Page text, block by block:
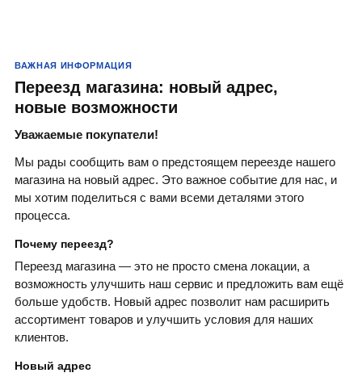
Валики
Краситель
Антисептики
ВАЖНАЯ ИНФОРМАЦИЯ
Переезд магазина: новый адрес,
новые возможности
Уважаемые покупатели!
Мы рады сообщить вам о предстоящем переезде нашего
магазина на новый адрес. Это важное событие для нас, и
мы хотим поделиться с вами всеми деталями этого
процесса.
Почему переезд?
Переезд магазина — это не просто смена локации, а
возможность улучшить наш сервис и предложить вам ещё
больше удобств. Новый адрес позволит нам расширить
ассортимент товаров и улучшить условия для наших
клиентов.
Новый адрес